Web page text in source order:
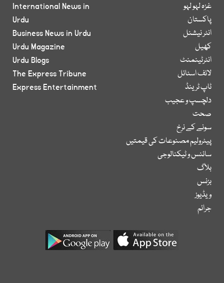
غزہ لہو لہو
پاکستان
انٹر نیشنل
کھیل
انٹرٹینمنٹ
لائف اسٹائل
ٹاپ ٹرینڈ
دلچسپ و عجیب
صحت
سونے کے نرخ
پیٹرولیم مصنوعات کی قیمتیں
سائنس و ٹیکنالوجی
بلاگ
بزنس
ویڈیوز
جرائم
International News in
Urdu
Business News in Urdu
Urdu Magazine
Urdu Blogs
The Express Tribune
Express Entertainment